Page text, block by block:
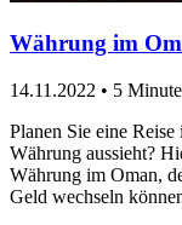
Währung im
14.11.2022 • 5
Planen Sie eine
Währung aussieht?
Währung im Oman,
Geld wechseln